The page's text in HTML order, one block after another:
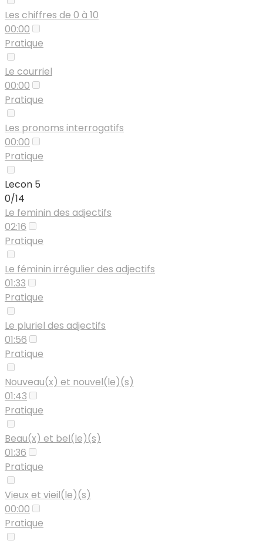
Les chiffres de 0 à 10
00:00
Pratique
Le courriel
00:00
Pratique
Les pronoms interrogatifs
00:00
Pratique
Lecon 5
0/14
Le feminin des adjectifs
02:16
Pratique
Le féminin irrégulier des adjectifs
01:33
Pratique
Le pluriel des adjectifs
01:56
Pratique
Nouveau(x) et nouvel(le)(s)
01:43
Pratique
Beau(x) et bel(le)(s)
01:36
Pratique
Vieux et vieil(le)(s)
00:00
Pratique